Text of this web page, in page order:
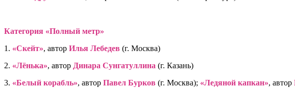
Категория «Полный метр»
1. «Скейт», автор Илья Лебедев (г. Москва)
2. «Лёнька», автор Динара Сунгатуллина (г. Казань)
3. «Белый корабль», автор Павел Бурков (г. Москва); «Ледяной капкан», автор